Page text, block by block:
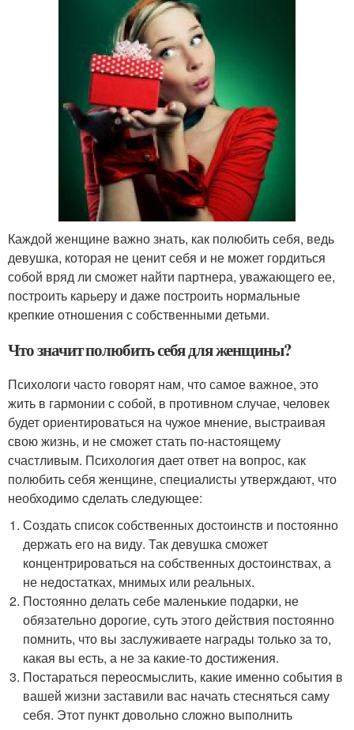
Каждой женщине важно знать, как полюбить себя, ведь
девушка, которая не ценит себя и не может гордиться
собой вряд ли сможет найти партнера, уважающего ее,
построить карьеру и даже построить нормальные
крепкие отношения с собственными детьми.
Что значит полюбить себя для женщины?
Психологи часто говорят нам, что самое важное, это
жить в гармонии с собой, в противном случае, человек
будет ориентироваться на чужое мнение, выстраивая
свою жизнь, и не сможет стать по-настоящему
счастливым. Психология дает ответ на вопрос, как
полюбить себя женщине, специалисты утверждают, что
необходимо сделать следующее:
Создать список собственных достоинств и постоянно
держать его на виду. Так девушка сможет
концентрироваться на собственных достоинствах, а
не недостатках, мнимых или реальных.
Постоянно делать себе маленькие подарки, не
обязательно дорогие, суть этого действия постоянно
помнить, что вы заслуживаете награды только за то,
какая вы есть, а не за какие-то достижения.
Постараться переосмыслить, какие именно события в
вашей жизни заставили вас начать стесняться саму
себя. Этот пункт довольно сложно выполнить